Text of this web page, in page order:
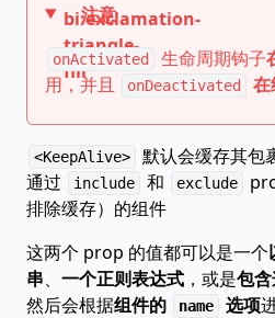
bi:exclamation-
triangle-
fill
注意
onActivated 生命周期钩子
用，并且
onDeactivated 在
<KeepAlive>
默认会缓存其包
通过
include 和 exclude
排除缓存）的组件
这两个 prop 的值都可以是一个
串、 一个正则表达式 ，或是包
然后会根据组件的 name 选项